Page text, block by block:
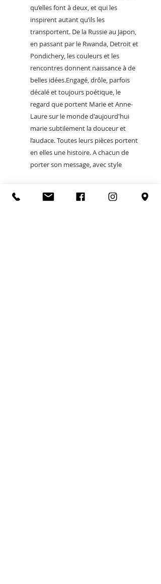
qu’elles font à deux, et qui les
inspirent autant qu’ils les
transportent. De la Russie au Japon,
en passant par le Rwanda, Detroit et
Pondichery, les couleurs et les
rencontres donnent naissance à de
belles idées.Engagé, drôle, parfois
décalé et toujours poétique, le
regard que portent Marie et Anne-
Laure sur le monde d'aujourd'hui
marie subtilement la douceur et
l’audace. Toutes leurs pièces portent
en elles une histoire. A chacun de
porter son message, avec style